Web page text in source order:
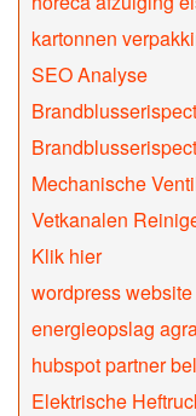
kartonnen
SEO Analyse
Mechanische
Vetkanalen
Klik hier
wordpress
energieopslag
hubspot partner
Elektrische